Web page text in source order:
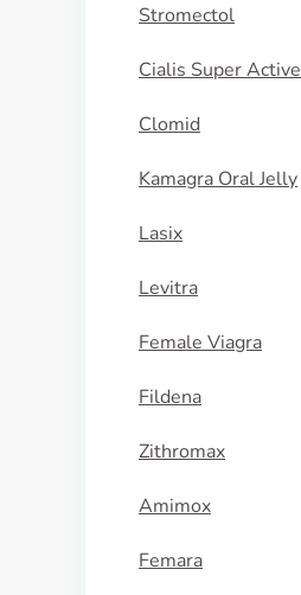
Stromectol
Cialis Super Active
Clomid
Kamagra Oral Jelly
Lasix
Levitra
Female Viagra
Fildena
Zithromax
Amimox
Femara